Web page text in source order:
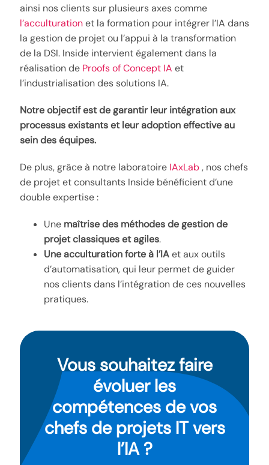
ainsi nos clients sur plusieurs axes comme
l’acculturationet la formation pour intégrer l’IA dans
la gestion de projet ou l’appui à la transformation
de la DSI. Inside intervient également dans la
réalisation de Proofs of Concept IA et
l’industrialisation des solutions IA.
Notre objectif est de garantir leur intégration aux
processus existants et leur adoption effective au
sein des équipes.
De plus, grâce à notre laboratoire IAxLab, nos chefs
de projet et consultants Inside bénéficient d’une
double expertise :
Une maîtrise des méthodes de gestion de
projet classiques et agiles.
Une acculturation forte à l’IAet aux outils
d’automatisation, qui leur permet de guider
nos clients dans l’intégration de ces nouvelles
pratiques.
Vous souhaitez faire
évoluer les
compétences de vos
chefs de projets IT vers
l’IA ?